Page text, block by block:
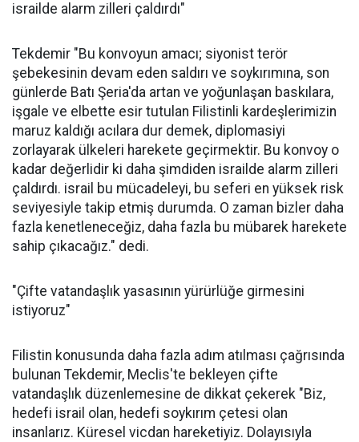
israilde alarm zilleri çaldırdı"
Tekdemir "Bu konvoyun amacı; siyonist terör
şebekesinin devam eden saldırı ve soykırımına, son
günlerde Batı Şeria'da artan ve yoğunlaşan baskılara,
işgale ve elbette esir tutulan Filistinli kardeşlerimizin
maruz kaldığı acılara dur demek, diplomasiyi
zorlayarak ülkeleri harekete geçirmektir. Bu konvoy o
kadar değerlidir ki daha şimdiden israilde alarm zilleri
çaldırdı. israil bu mücadeleyi, bu seferi en yüksek risk
seviyesiyle takip etmiş durumda. O zaman bizler daha
fazla kenetleneceğiz, daha fazla bu mübarek harekete
sahip çıkacağız." dedi.
"Çifte vatandaşlık yasasının yürürlüğe girmesini
istiyoruz"
Filistin konusunda daha fazla adım atılması çağrısında
bulunan Tekdemir, Meclis'te bekleyen çifte
vatandaşlık düzenlemesine de dikkat çekerek "Biz,
hedefi israil olan, hedefi soykırım çetesi olan
insanlarız. Küresel vicdan hareketiyiz. Dolayısıyla